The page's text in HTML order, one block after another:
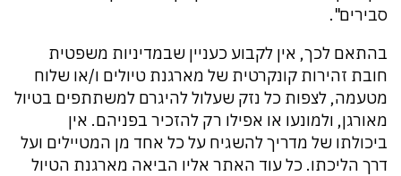
סבירים".
בהתאם לכך, אין לקבוע כעניין שבמדיניות משפטית
חובת זהירות קונקרטית של מארגנת טיולים ו/או שלוח
מטעמה, לצפות כל נזק שעלול להיגרם למשתתפים בטיול
מאורגן, ולמונעו או אפילו רק להזכיר בפניהם. אין
ביכולתו של מדריך להשגיח על כל אחד מן המטיילים ועל
דרך הליכתו. כל עוד האתר אליו הביאה מארגנת הטיול